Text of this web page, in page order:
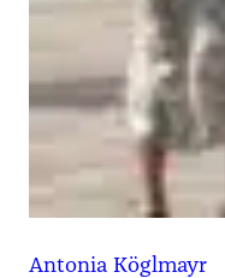
Antonia Köglmayr